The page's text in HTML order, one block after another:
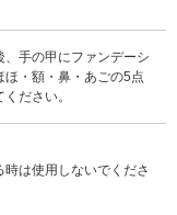
手の甲にファンデーシ
ほ・額・鼻・あごの5点
ださい。
時は使用しないでくださ